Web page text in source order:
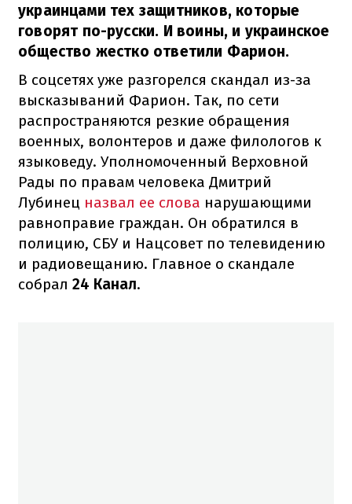
украинцами тех защитников, которые
говорят по-русски. И воины, и украинское
общество жестко ответили Фарион.
В соцсетях уже разгорелся скандал из-за
высказываний Фарион. Так, по сети
распространяются резкие обращения
военных, волонтеров и даже филологов к
языковеду. Уполномоченный Верховной
Рады по правам человека Дмитрий
Лубинец назвал ее слова нарушающими
равноправие граждан. Он обратился в
полицию, СБУ и Нацсовет по телевидению
и радиовещанию. Главное о скандале
собрал 24 Канал.